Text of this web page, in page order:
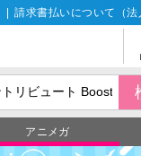
請求書払いについて（法
アニメガ